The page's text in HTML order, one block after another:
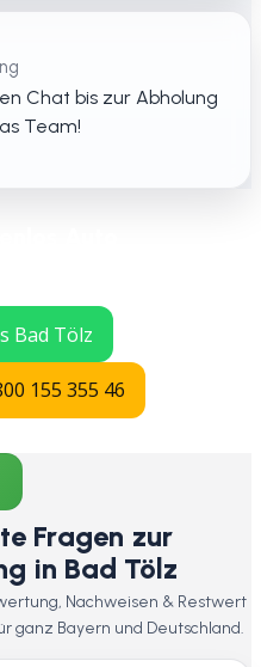
Chat bis zur Abholung
Team!
Bad Tölz
155 355 46
Fragen zur
in Bad Tölz
Nachweisen & Restwert
ganz Bayern und Deutschland.